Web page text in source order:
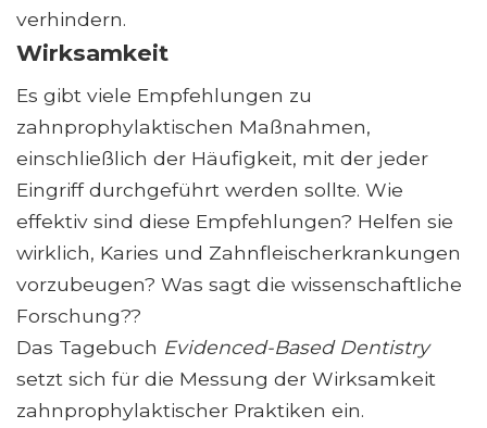
verhindern.
Wirksamkeit
Es gibt viele Empfehlungen zu
zahnprophylaktischen Maßnahmen,
einschließlich der Häufigkeit, mit der jeder
Eingriff durchgeführt werden sollte. Wie
effektiv sind diese Empfehlungen? Helfen sie
wirklich, Karies und Zahnfleischerkrankungen
vorzubeugen? Was sagt die wissenschaftliche
Forschung??
Das Tagebuch Evidenced-Based Dentistry
setzt sich für die Messung der Wirksamkeit
zahnprophylaktischer Praktiken ein.